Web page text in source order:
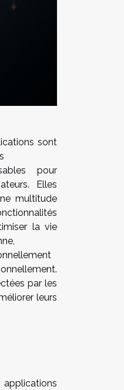
sont
pour
Elles
multitude
la vie
par les
leurs